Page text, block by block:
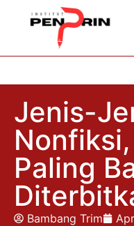
Jenis-
Paling
Bambang Trim